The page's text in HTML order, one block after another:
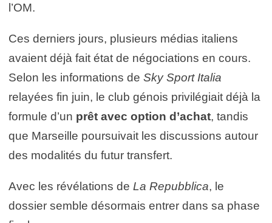
l’OM.
Ces derniers jours, plusieurs médias italiens
avaient déjà fait état de négociations en cours.
Selon les informations de Sky Sport Italia
relayées fin juin, le club génois privilégiait déjà la
formule d’un prêt avec option d’achat, tandis
que Marseille poursuivait les discussions autour
des modalités du futur transfert.
Avec les révélations de La Repubblica, le
dossier semble désormais entrer dans sa phase